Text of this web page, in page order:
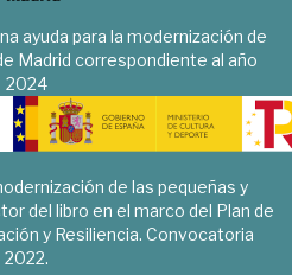
ayuda para la modernización de
Madrid correspondiente al año
2024
de las pequeñas y
del libro en el marco del Plan de
y Resiliencia. Convocatoria
2022.